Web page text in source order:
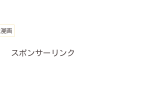
漫画
スポンサーリンク